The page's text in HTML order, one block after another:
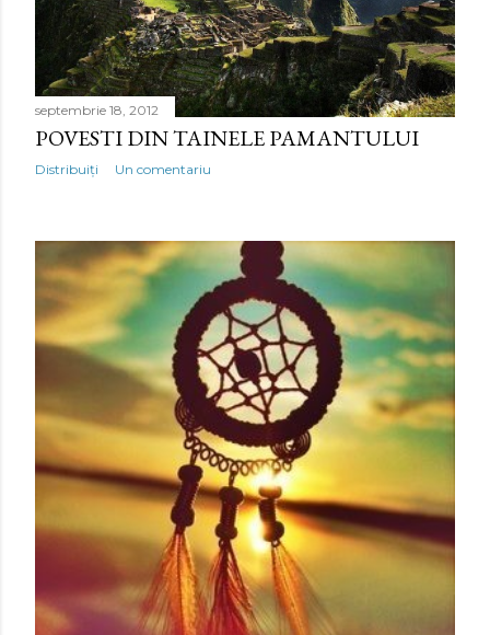
septembrie 18, 2012
POVESTI DIN TAINELE PAMANTULUI
Distribuiți Un comentariu